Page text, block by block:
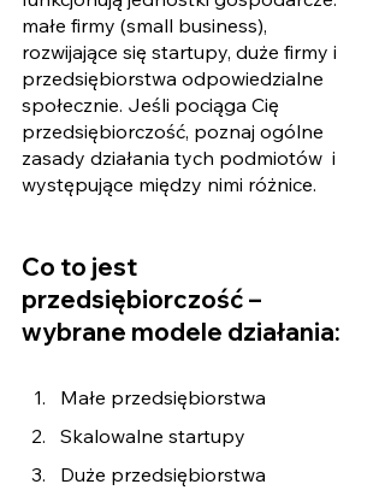
małe firmy (small business),
rozwijające się startupy, duże firmy i
przedsiębiorstwa odpowiedzialne
społecznie. Jeśli pociąga Cię
przedsiębiorczość, poznaj ogólne
zasady działania tych podmiotów  i
występujące między nimi różnice.
Co to jest
przedsiębiorczość –
wybrane modele działania:
Małe przedsiębiorstwa
Skalowalne startupy
Duże przedsiębiorstwa